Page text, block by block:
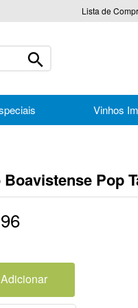
Lista de
Vinhos
Pop
96
Adicionar